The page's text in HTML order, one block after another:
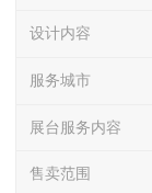
设计内容
服务城市
展台服务内容
售卖范围